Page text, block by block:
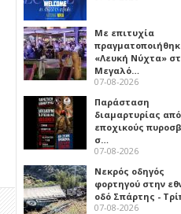
Με επιτυχία
«Λευκή Νύχτα»
Μεγαλό…
07-08-2026
Παράσταση
διαμαρτυρίας
εποχικούς
σ…
07-08-2026
Νεκρός οδηγός
φορτηγού στην
οδό Σπάρτης -
07-08-2026